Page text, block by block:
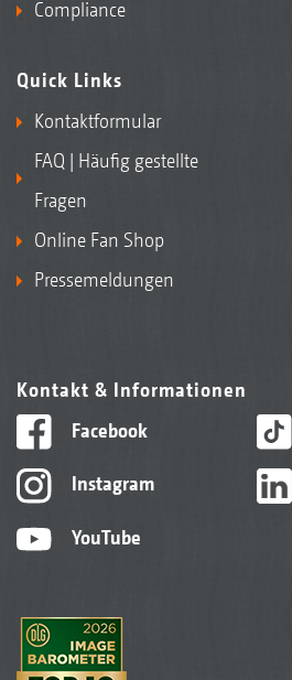
Compliance
Quick Links
Kontaktformular
FAQ | Häufig gestellte
Fragen
Online Fan Shop
Pressemeldungen
Kontakt & Informationen
Facebook
Instagram
YouTube